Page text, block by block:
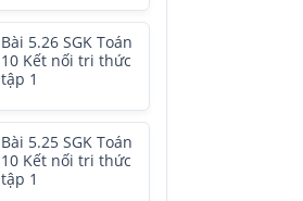
Bài 5.26 SGK Toán
10 Kết nối tri thức
tập 1
Bài 5.25 SGK Toán
10 Kết nối tri thức
tập 1